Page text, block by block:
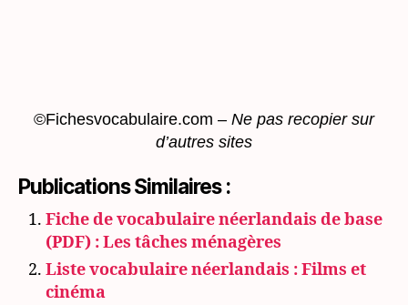
©Fichesvocabulaire.com – Ne pas recopier sur
d’autres sites
Publications Similaires :
Fiche de vocabulaire néerlandais de base
(PDF) : Les tâches ménagères
Liste vocabulaire néerlandais : Films et
cinéma